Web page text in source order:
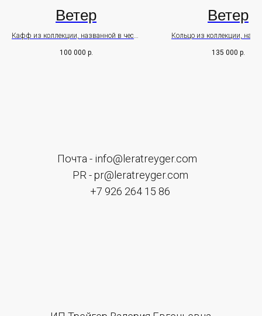
Ветер
Кафф из коллекции, названной в честь
Kaori.
100 000 р.
Ветер
Кольцо из коллекции,
Kaori.
135 000 р.
Оставьте свои данные чтобы первыми узнавать о наших